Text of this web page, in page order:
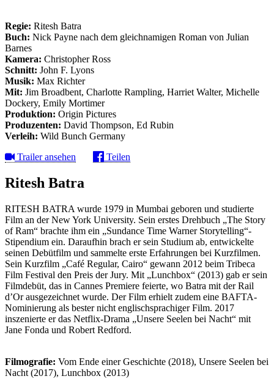
Regie: Ritesh Batra
Buch: Nick Payne nach dem gleichnamigen Roman von Julian
Barnes
Kamera: Christopher Ross
Schnitt: John F. Lyons
Musik: Max Richter
Mit: Jim Broadbent, Charlotte Rampling, Harriet Walter, Michelle
Dockery, Emily Mortimer
Produktion: Origin Pictures
Produzenten: David Thompson, Ed Rubin
Verleih: Wild Bunch Germany
Trailer ansehen
Teilen
Ritesh Batra
RITESH BATRA wurde 1979 in Mumbai geboren und studierte
Film an der New York University. Sein erstes Drehbuch „The Story
of Ram“ brachte ihm ein „Sundance Time Warner Storytelling“-
Stipendium ein. Daraufhin brach er sein Studium ab, entwickelte
seinen Debütfilm und sammelte erste Erfahrungen bei Kurzfilmen.
Sein Kurzfilm „Café Regular, Cairo“ gewann 2012 beim Tribeca
Film Festival den Preis der Jury. Mit „Lunchbox“ (2013) gab er sein
Filmdebüt, das in Cannes Premiere feierte, wo Batra mit der Rail
d’Or ausgezeichnet wurde. Der Film erhielt zudem eine BAFTA-
Nominierung als bester nicht englischsprachiger Film. 2017
inszenierte er das Netflix-Drama „Unsere Seelen bei Nacht“ mit
Jane Fonda und Robert Redford.
Filmografie: Vom Ende einer Geschichte (2018), Unsere Seelen bei
Nacht (2017), Lunchbox (2013)